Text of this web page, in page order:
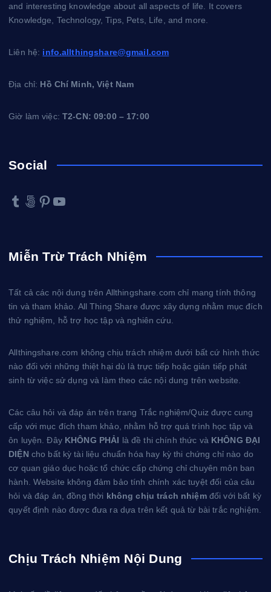
and interesting knowledge about all aspects of life. It covers
Knowledge, Technology, Tips, Pets, Life, and more.
Liên hệ: info.allthingshare@gmail.com
Địa chỉ: Hồ Chí Minh, Việt Nam
Giờ làm việc:T2-CN: 09:00 – 17:00
Social
Tumblr 500px Pinterest YouTube
Miễn Trừ Trách Nhiệm
Tất cả các nội dung trên Allthingshare.com chỉ mang tính thông
tin và tham khảo. All Thing Share được xây dựng nhằm mục đích
thử nghiệm, hỗ trợ học tập và nghiên cứu.
Allthingshare.com không chịu trách nhiệm dưới bất cứ hình thức
nào đối với những thiệt hại dù là trực tiếp hoặc gián tiếp phát
sinh từ việc sử dụng và làm theo các nội dung trên website.
Các câu hỏi và đáp án trên trang Trắc nghiệm/Quiz được cung
cấp với mục đích tham khảo, nhằm hỗ trợ quá trình học tập và
ôn luyện. Đây KHÔNG PHẢI là đề thi chính thức và KHÔNG ĐẠI
DIỆN cho bất kỳ tài liệu chuẩn hóa hay kỳ thi chứng chỉ nào do
cơ quan giáo dục hoặc tổ chức cấp chứng chỉ chuyên môn ban
hành. Website không đảm bảo tính chính xác tuyệt đối của câu
hỏi và đáp án, đồng thời không chịu trách nhiệmđối với bất kỳ
quyết định nào được đưa ra dựa trên kết quả từ bài trắc nghiệm.
Chịu Trách Nhiệm Nội Dung